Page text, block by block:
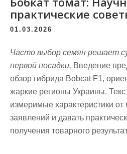
практические
01.03.2026
Часто выбор семян решает
первой посадки. Введение
обзор гибрида Bobcat F1,
жаркие регионы Украины.
измеримые характеристики от
заявлений и давать
получения товарного